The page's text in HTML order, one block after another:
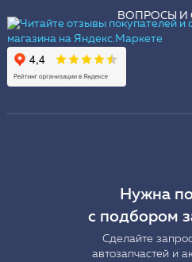
ВОПРОСЫ И
Нужна
с подбором
Сделайте
автозапчастей и